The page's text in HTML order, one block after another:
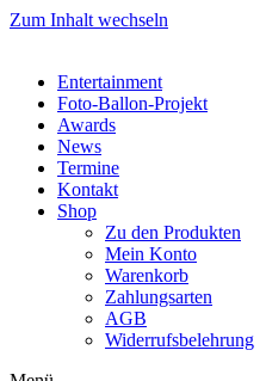
Zum Inhalt wechseln
Entertainment
Foto-Ballon-Projekt
Awards
News
Termine
Kontakt
Shop
Zu den Produkten
Mein Konto
Warenkorb
Zahlungsarten
AGB
Widerrufsbelehrung